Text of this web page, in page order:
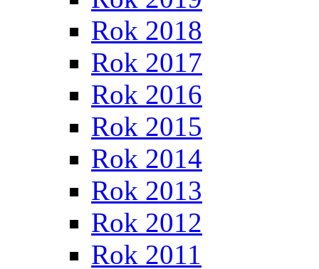
Rok 2018
Rok 2017
Rok 2016
Rok 2015
Rok 2014
Rok 2013
Rok 2012
Rok 2011